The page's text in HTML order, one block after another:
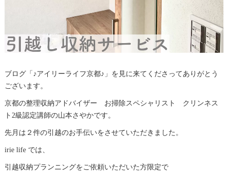
ブログ「♪アイリーライフ京都♪」を見に来てくださってありがとう
ございます。
京都の整理収納アドバイザー お掃除スペシャリスト クリンネス
ト2級認定講師の山本さやかです。
先月は２件の引越のお手伝いをさせていただきました。
irie life では、
引越収納プランニングをご依頼いただいた方限定で